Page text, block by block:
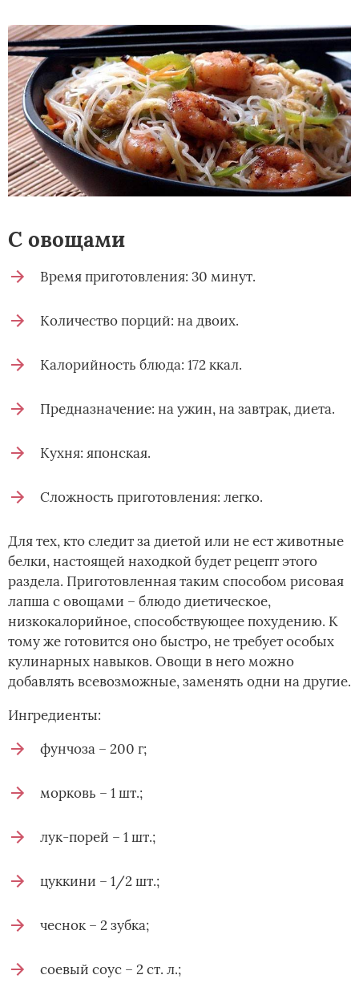
С овощами
Время приготовления: 30 минут.
Количество порций: на двоих.
Калорийность блюда: 172 ккал.
Предназначение: на ужин, на завтрак, диета.
Кухня: японская.
Сложность приготовления: легко.
Для тех, кто следит за диетой или не ест животные
белки, настоящей находкой будет рецепт этого
раздела. Приготовленная таким способом рисовая
лапша с овощами – блюдо диетическое,
низкокалорийное, способствующее похудению. К
тому же готовится оно быстро, не требует особых
кулинарных навыков. Овощи в него можно
добавлять всевозможные, заменять одни на другие.
Ингредиенты:
фунчоза – 200 г;
морковь – 1 шт.;
лук-порей – 1 шт.;
цуккини – 1/2 шт.;
чеснок – 2 зубка;
соевый соус – 2 ст. л.;